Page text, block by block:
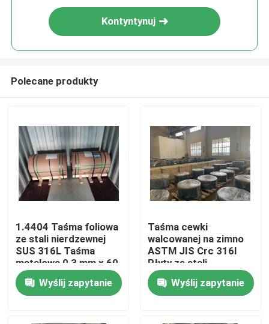
Dom
Produkty
Filmy
Kontyntynuj
Polecane produkty
1.4404 Taśma foliowa
ze stali nierdzewnej
SUS 316L Taśma
metalowa 0,3 mm x 60
mm
Wyślij zapytanie
Taśma cewki
walcowanej na zimno
ASTM JIS Crc 316l
Płyty ze stali
nierdzewnej 0,25 MM *
22 MMWyślij zapytanie